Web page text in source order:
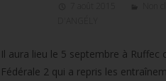
Il aura lieu le 5 septembre à Ruffec
Fédérale 2 qui a repris les